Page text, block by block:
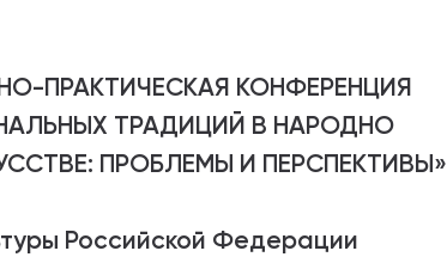
ПРАКТИЧЕСКАЯ КОНФЕРЕНЦИЯ
ТРАДИЦИЙ В НАРОДНО
ПРОБЛЕМЫ И ПЕРСПЕКТИВЫ»
Российской Федерации